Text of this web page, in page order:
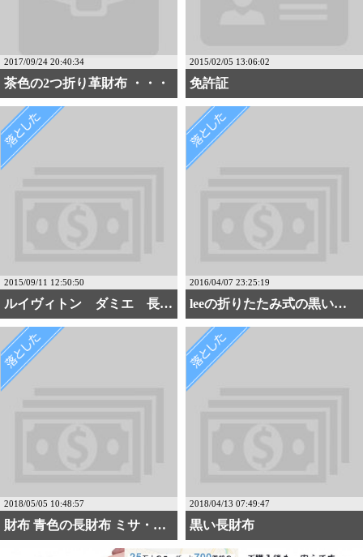
2017/09/24 20:40:34
茶色の2つ折り革財布 ・・・
2015/02/05 13:06:02
免許証
2015/09/11 12:50:50
ルイヴィトン ダミエ 長財布
2016/04/07 23:25:19
leeの折りたたみ式の黒い財布
2018/05/05 10:48:57
財布 青色の長財布 ミサ・・・
2018/04/13 07:49:47
黒い長財布